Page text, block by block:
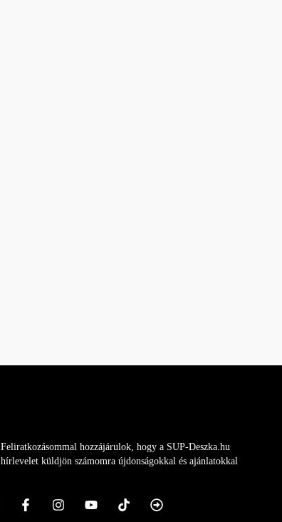
Feliratkozásommal hozzájárulok, hogy a SUP-Deszka.hu
hírlevelet küldjön számomra újdonságokkal és ajánlatokkal